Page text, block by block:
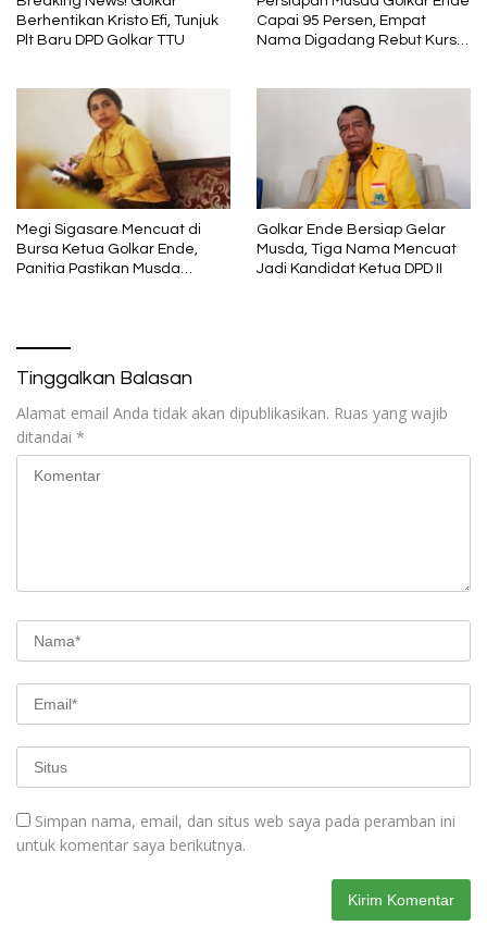
Berhentikan Kristo Efi, Tunjuk
Plt Baru DPD Golkar TTU
Capai 95 Persen, Empat
Nama Digadang Rebut Kursi
Megi Sigasare Mencuat di
Bursa Ketua Golkar Ende,
Panitia Pastikan Musda
Golkar Ende Bersiap Gelar
Musda, Tiga Nama Mencuat
Jadi Kandidat Ketua DPD II
Tinggalkan Balasan
Alamat email Anda tidak akan dipublikasikan. Ruas yang wajib
ditandai *
Simpan nama, email, dan situs web saya pada peramban ini
untuk komentar saya berikutnya.